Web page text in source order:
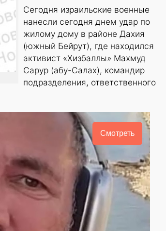
Сегодня израильские военные
нанесли сегодня днем удар по
жилому дому в районе Дахия
(южный Бейрут), где находился
активист «Хизбаллы» Махмуд
Сарур (абу-Салах), командир
подразделения, ответственного
Смотреть